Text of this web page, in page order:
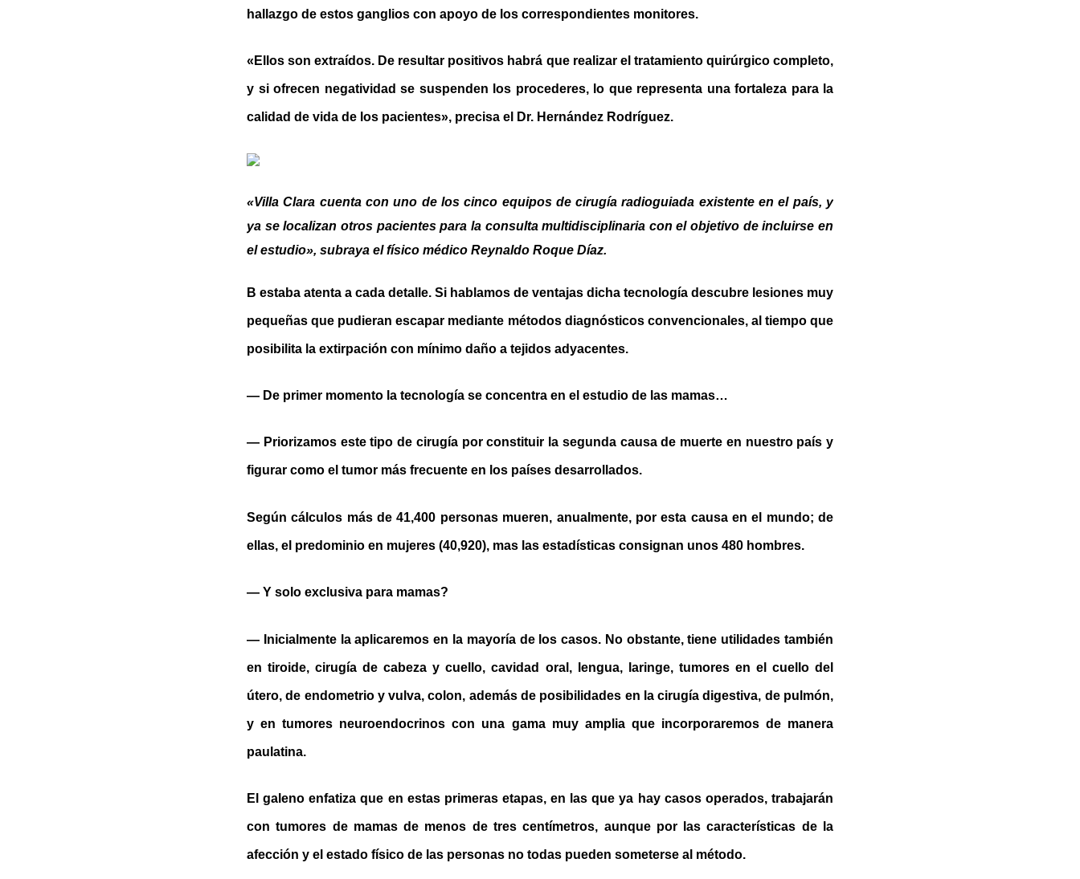
hallazgo de estos ganglios con apoyo de los correspondientes monitores.
«Ellos son extraídos. De resultar positivos habrá que realizar el tratamiento quirúrgico completo,
y si ofrecen negatividad se suspenden los procederes, lo que representa una fortaleza para la
calidad de vida de los pacientes», precisa el Dr. Hernández Rodríguez.
«Villa Clara cuenta con uno de los cinco equipos de cirugía radioguiada existente en el país, y
ya se localizan otros pacientes para la consulta multidisciplinaria con el objetivo de incluirse en
el estudio», subraya el físico médico Reynaldo Roque Díaz.
B estaba atenta a cada detalle. Si hablamos de ventajas dicha tecnología descubre lesiones muy
pequeñas que pudieran escapar mediante métodos diagnósticos convencionales, al tiempo que
posibilita la extirpación con mínimo daño a tejidos adyacentes.
— De primer momento la tecnología se concentra en el estudio de las mamas…
— Priorizamos este tipo de cirugía por constituir la segunda causa de muerte en nuestro país y
figurar como el tumor más frecuente en los países desarrollados.
Según cálculos más de 41,400 personas mueren, anualmente, por esta causa en el mundo; de
ellas, el predominio en mujeres (40,920), mas las estadísticas consignan unos 480 hombres.
— Y solo exclusiva para mamas?
— Inicialmente la aplicaremos en la mayoría de los casos. No obstante, tiene utilidades también
en tiroide, cirugía de cabeza y cuello, cavidad oral, lengua, laringe, tumores en el cuello del
útero, de endometrio y vulva, colon, además de posibilidades en la cirugía digestiva, de pulmón,
y en tumores neuroendocrinos con una gama muy amplia que incorporaremos de manera
paulatina.
El galeno enfatiza que en estas primeras etapas, en las que ya hay casos operados, trabajarán
con tumores de mamas de menos de tres centímetros, aunque por las características de la
afección y el estado físico de las personas no todas pueden someterse al método.